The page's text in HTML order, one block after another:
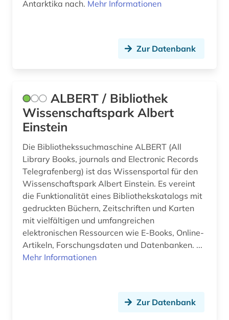
daten (1)
datenbank genesis (1)
datensammlung (5)
debatte (1)
demographie (4)
demokratische bildung (1)
denkmal (2)
Antarktika nach. Mehr Informationen
Zur Datenbank
ALBERT / Bibliothek
Wissenschaftspark Albert
Einstein
Die Bibliothekssuchmaschine ALBERT (All
Library Books, journals and Electronic Records
Telegrafenberg) ist das Wissensportal für den
Wissenschaftspark Albert Einstein. Es vereint
die Funktionalität eines Bibliothekskatalogs mit
gedruckten Büchern, Zeitschriften und Karten
mit vielfältigen und umfangreichen
elektronischen Ressourcen wie E-Books, Online-
Artikeln, Forschungsdaten und Datenbanken. ...
Mehr Informationen
Zur Datenbank